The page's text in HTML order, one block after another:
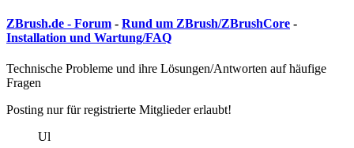
ZBrush.de - Forum - Rund um ZBrush/ZBrushCore -
Installation und Wartung/FAQ
Technische Probleme und ihre Lösungen/Antworten auf häufige
Fragen
Posting nur für registrierte Mitglieder erlaubt!
Ul